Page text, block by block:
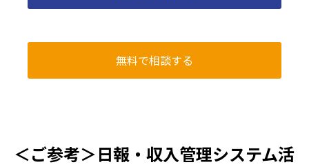
無料で相談する
＜ご参考＞日報・収入管理システム活